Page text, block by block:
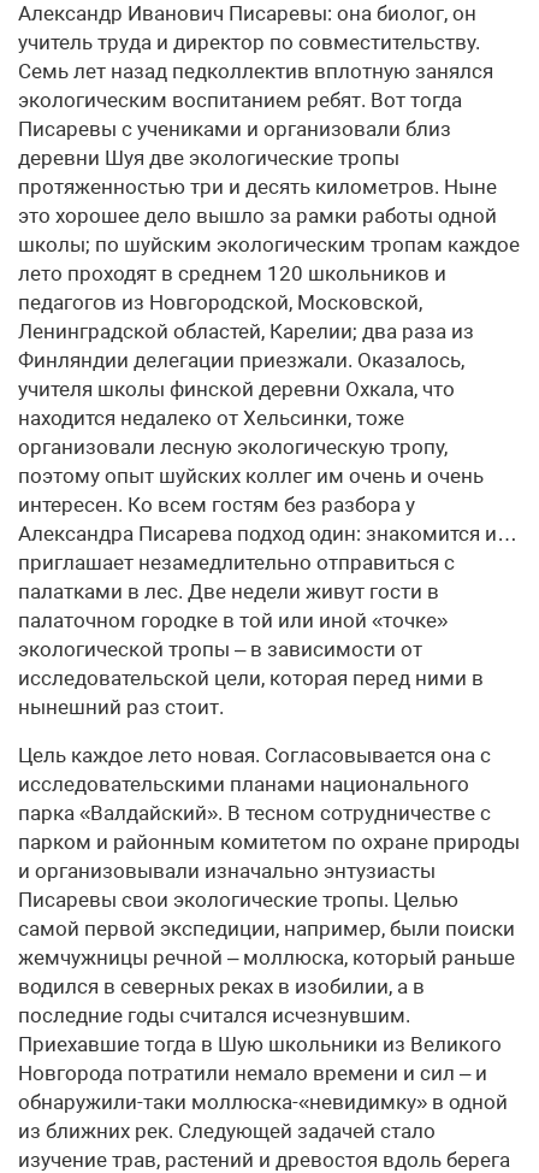
Александр Иванович Писаревы: она биолог, он
учитель труда и директор по совместительству.
Семь лет назад педколлектив вплотную занялся
экологическим воспитанием ребят. Вот тогда
Писаревы с учениками и организовали близ
деревни Шуя две экологические тропы
протяженностью три и десять километров. Ныне
это хорошее дело вышло за рамки работы одной
школы; по шуйским экологическим тропам каждое
лето проходят в среднем 120 школьников и
педагогов из Новгородской, Московской,
Ленинградской областей, Карелии; два раза из
Финляндии делегации приезжали. Оказалось,
учителя школы финской деревни Охкала, что
находится недалеко от Хельсинки, тоже
организовали лесную экологическую тропу,
поэтому опыт шуйских коллег им очень и очень
интересен. Ко всем гостям без разбора у
Александра Писарева подход один: знакомится и…
приглашает незамедлительно отправиться с
палатками в лес. Две недели живут гости в
палаточном городке в той или иной «точке»
экологической тропы – в зависимости от
исследовательской цели, которая перед ними в
нынешний раз стоит.
Цель каждое лето новая. Согласовывается она с
исследовательскими планами национального
парка «Валдайский». В тесном сотрудничестве с
парком и районным комитетом по охране природы
и организовывали изначально энтузиасты
Писаревы свои экологические тропы. Целью
самой первой экспедиции, например, были поиски
жемчужницы речной – моллюска, который раньше
водился в северных реках в изобилии, а в
последние годы считался исчезнувшим.
Приехавшие тогда в Шую школьники из Великого
Новгорода потратили немало времени и сил – и
обнаружили-таки моллюска-«невидимку» в одной
из ближних рек. Следующей задачей стало
изучение трав, растений и древостоя вдоль берега